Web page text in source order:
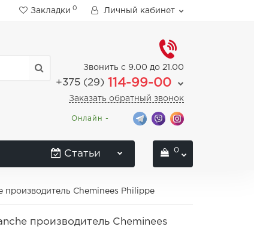
Закладки 0 Личный кабинет
Звонить с 9.00 до 21.00
+375 (29) 114-99-00
Заказать обратный звонок
Онлайн -
Статьи 0
производитель Cheminees Philippe
производитель Cheminees